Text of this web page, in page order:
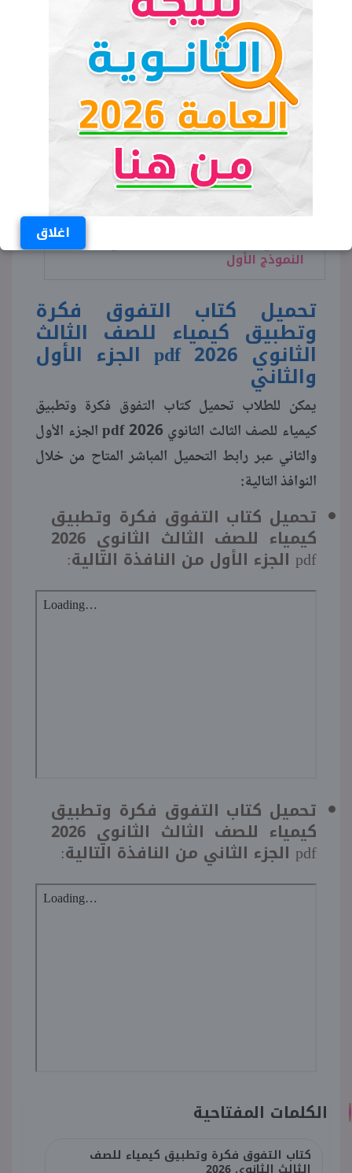
اغلاق
أكسدة يحدث عند الأنود).
اقرأ المزيد:
حل نموذج الاسترشادي
رياضيات بحتة للصف الثالث الثانوي 2026
النموذج الثاني
اقرأ المزيد:
حل النموذج الاسترشادي
الأول جغرافيا للصف الثالث الثانوي 2026
اقرأ المزيد:
حل نموذج الاسترشادي
إنجليزي للصف الثالث الثانوي 2026
النموذج الأول
تحميل كتاب التفوق فكرة
وتطبيق كيمياء للصف الثالث
الثانوي 2026 pdf الجزء الأول
والثاني
يمكن للطلاب تحميل كتاب التفوق فكرة وتطبيق
كيمياء للصف الثالث الثانوي 2026 pdf الجزء الأول
والثاني عبر رابط التحميل المباشر المتاح من خلال
النوافذ التالية:
تحميل كتاب التفوق فكرة وتطبيق
كيمياء للصف الثالث الثانوي 2026
pdf الجزء الأول من النافذة التالية:
تحميل كتاب التفوق فكرة وتطبيق
كيمياء للصف الثالث الثانوي 2026
pdf الجزء الثاني من النافذة التالية: ​​​​​​​
الكلمات المفتاحية
كتاب التفوق فكرة وتطبيق كيمياء للصف